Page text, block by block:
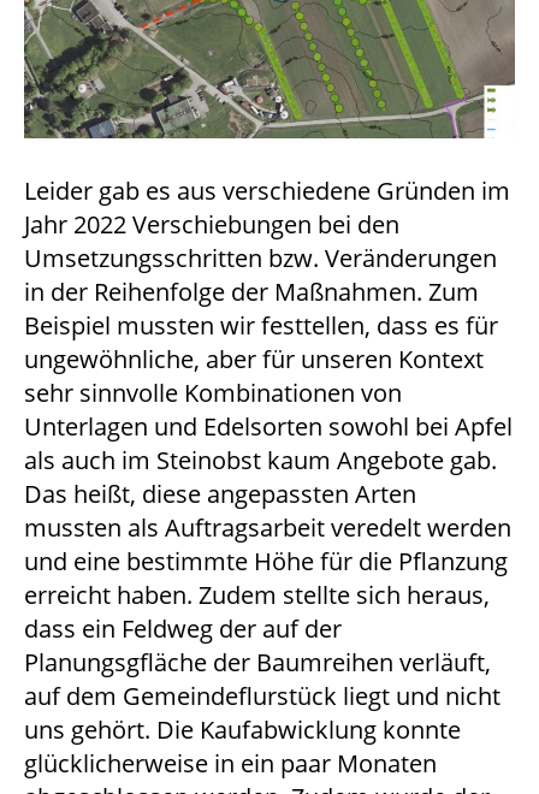
Leider gab es aus verschiedene Gründen im
Jahr 2022 Verschiebungen bei den
Umsetzungsschritten bzw. Veränderungen
in der Reihenfolge der Maßnahmen. Zum
Beispiel mussten wir festtellen, dass es für
ungewöhnliche, aber für unseren Kontext
sehr sinnvolle Kombinationen von
Unterlagen und Edelsorten sowohl bei Apfel
als auch im Steinobst kaum Angebote gab.
Das heißt, diese angepassten Arten
mussten als Auftragsarbeit veredelt werden
und eine bestimmte Höhe für die Pflanzung
erreicht haben. Zudem stellte sich heraus,
dass ein Feldweg der auf der
Planungsgfläche der Baumreihen verläuft,
auf dem Gemeindeflurstück liegt und nicht
uns gehört. Die Kaufabwicklung konnte
glücklicherweise in ein paar Monaten